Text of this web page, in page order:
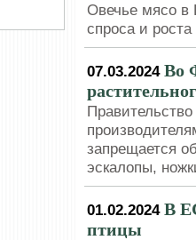
Овечье мясо в
спроса и
07.03.2024 Во
запрещается
эскалопы,
01.02.2024 В
птицы